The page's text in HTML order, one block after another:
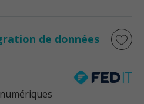
de données